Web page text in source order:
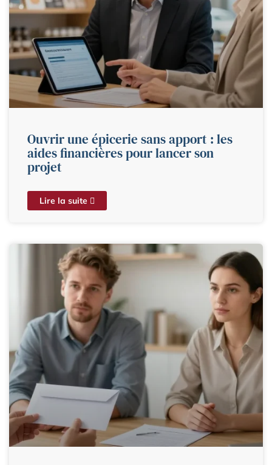
Ouvrir une épicerie sans apport : les
aides financières pour lancer son
projet
Lire la suite